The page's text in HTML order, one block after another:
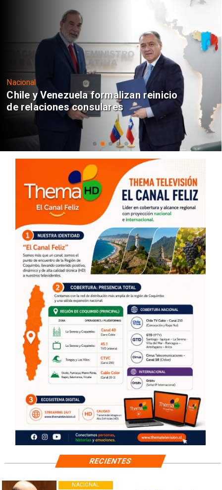
Nacional
Chile y Venezuela formalizan reinicio
de relaciones consulares
NACIONAL
RECIENTES